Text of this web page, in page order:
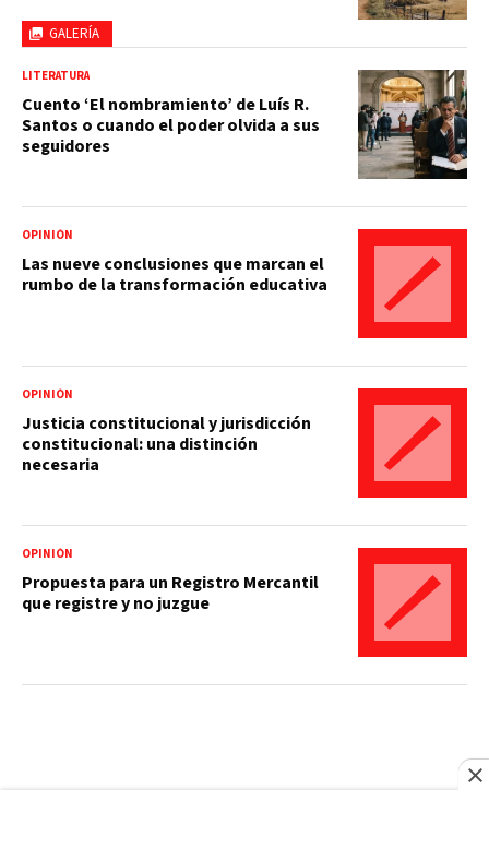
GALERÍA
LITERATURA
Cuento ‘El nombramiento’ de Luís R.
Santos o cuando el poder olvida a sus
seguidores
OPINIÓN
Las nueve conclusiones que marcan el
rumbo de la transformación educativa
OPINIÓN
Justicia constitucional y jurisdicción
constitucional: una distinción
necesaria
OPINIÓN
Propuesta para un Registro Mercantil
que registre y no juzgue